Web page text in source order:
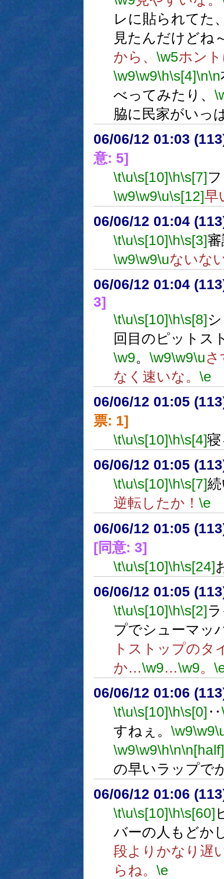
レに貼られてた
見たんだけどね
から、 \w5ホン
\w9\w9\h\s[4]\n\n
べってみたり、
脇に民家がいっ
06/06/12 01:03
意: 5]
\t\u\s[10]\h\s[7]
\w9\w9\u\s[12]早
06/06/12 01:04
\t\u\s[10]\h\s[3]
\w9\w9\uないな
06/06/12 01:04
3]
\t\u\s[10]\h\s[8]
回目のピットス
\w9。 \w9\w9\u
なく速いな。 \e
06/06/12 01:05
票: 1]
\t\u\s[10]\h\s[4]
06/06/12 01:05
\t\u\s[10]\h\s[7]
逆転したか！ \e
06/06/12 01:05
[同意: 3]
\t\u\s[10]\h\s[24]
06/06/12 01:05
\t\u\s[10]\h\s[2]
プでシューマッ
トストップのタ
か…\w9…\w9。
06/06/12 01:06
\t\u\s[10]\h\s[0] ‥
すねぇ。 \w9\w9
\w9\w9\h\n\n[half]
の早いラップで
06/06/12 01:06
\t\u\s[10]\h\s[60]
バーの人もどか
段よりかなり遅
らね。 \e